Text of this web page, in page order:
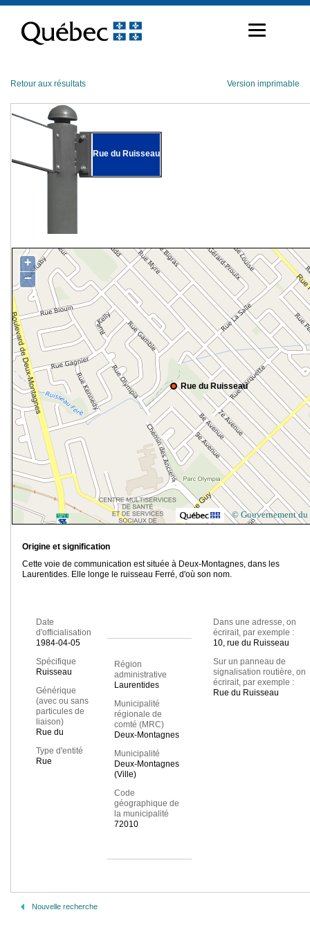
contenu
Retour aux résultats Version imprimable
Rue du Ruisseau
Rue du Ruisseau
+
−
© Gouvernement du
Origine et signification
Cette voie de communication est située à Deux-Montagnes, dans les
Laurentides. Elle longe le ruisseau Ferré, d'où son nom.
Date
d'officialisation
1984-04-05
Spécifique
Ruisseau
Générique
(avec ou sans
particules de
liaison)
Rue du
Type d'entité
Rue
Région
administrative
Laurentides
Municipalité
régionale de
comté (MRC)
Deux-Montagnes
Municipalité
Deux-Montagnes
(Ville)
Code
géographique de
la municipalité
72010
Dans une adresse, on
écrirait, par exemple :
10, rue du Ruisseau
Sur un panneau de
signalisation routière, on
écrirait, par exemple :
Rue du Ruisseau
Nouvelle recherche